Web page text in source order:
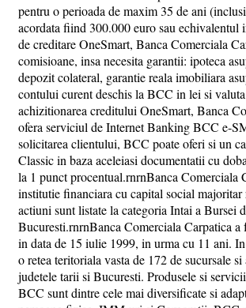
pentru o perioada de maxim 35 de ani
acordata fiind 300.000 euro sau echivalentul
de creditare OneSmart, Banca Comerciala
comisioane, insa necesita garantii: ipoteca
depozit colateral, garantie reala imobiliara
contului curent deschis la BCC in lei si
achizitionarea creditului OneSmart, Banca
ofera serviciul de Internet Banking BCC e-
solicitarea clientului, BCC poate oferi si un
Classic in baza aceleiasi documentatii cu
la 1 punct procentual.rnrnBanca Comerciala
institutie financiara cu capital social majoritar
actiuni sunt listate la categoria Intai a Bursei
Bucuresti.rnrnBanca Comerciala Carpatica
in data de 15 iulie 1999, in urma cu 11 ani.
o retea teritoriala vasta de 172 de sucursale
judetele tarii si Bucuresti. Produsele si
BCC sunt dintre cele mai diversificate si